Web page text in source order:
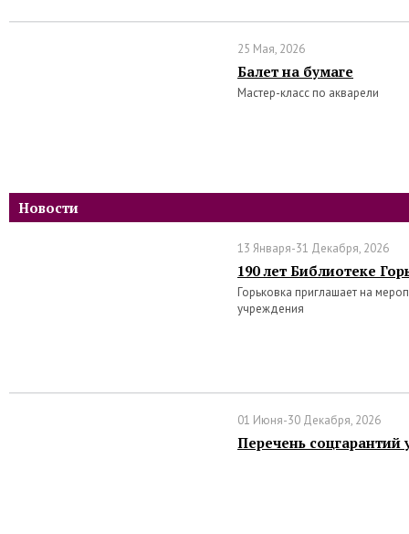
25 Мая, 2026
Балет на бумаге
Мастер-класс по акварели
Новости
13 Января-31 Декабря, 2026
190 лет Библиотеке
Горьковка приглашает на
учреждения
01 Июня-30 Декабря, 2026
Перечень соцгарантий